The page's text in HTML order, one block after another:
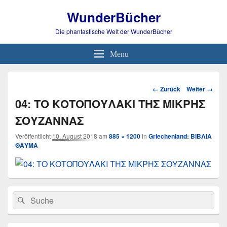
WunderBücher
Die phantastische Welt der WunderBücher
Menu
Bild-
Navigation
← Zurück Weiter →
04: ΤΟ ΚΟΤΟΠΟΥΛΑΚΙ ΤΗΣ ΜΙΚΡΗΣ
ΣΟΥΖΑΝΝΑΣ
Veröffentlicht 10. August 2018 am 885 × 1200in Griechenland: ΒΙΒΛΙΑ
ΘΑΥΜΑ
Primärer
Seitenleisten
Widget-
Bereich
Search
for:
Suche